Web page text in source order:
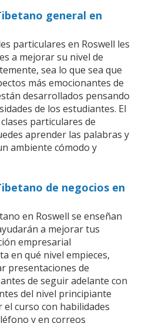
general en
particulares en Roswell les
a mejorar su nivel de
sea lo que sea que
más emocionantes de
desarrollados pensando
de los estudiantes. El
particulares de
aprender las palabras y
ambiente cómodo y
de negocios en
en Roswell se enseñan
a mejorar tus
empresarial
en qué nivel empieces,
presentaciones de
de seguir adelante con
del nivel principiante
curso con habilidades
y en correos